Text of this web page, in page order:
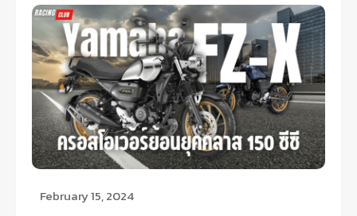
February 15, 2024